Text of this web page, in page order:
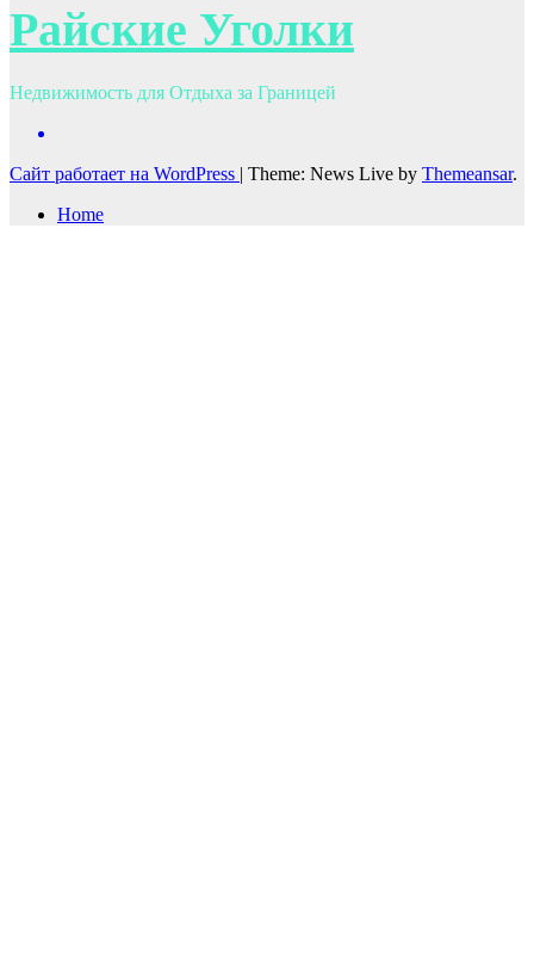
Райские Уголки
Недвижимость для Отдыха за Границей
Сайт работает на WordPress | Theme: News Live by Themeansar.
Home